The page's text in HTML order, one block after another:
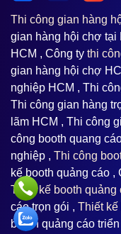
Thi công gian hàng
gian hàng hội chợ tại
HCM , Công ty thi
gian hàng hội chợ
nghiệp HCM , Thi
Thi công gian hàng
lãm HCM , Thi công
công booth quang
nghiệp , Thi công
kế booth quảng cáo ,
Thiết kế booth quảng
cáo trọn gói , Thiết kế
booth quảng cáo